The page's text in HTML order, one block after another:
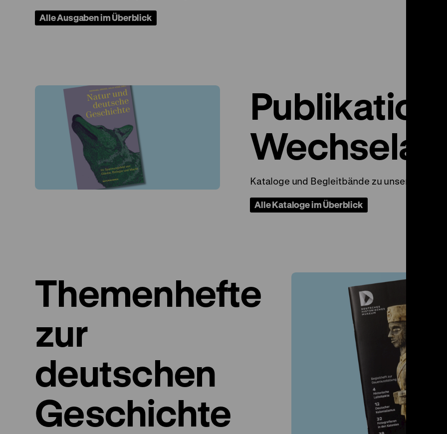
Alle Ausgaben im Überblick
Kataloge und Begleitbände zu unseren
Alle Kataloge im Überblick
Themenhefte
zur
deutschen
Geschichte